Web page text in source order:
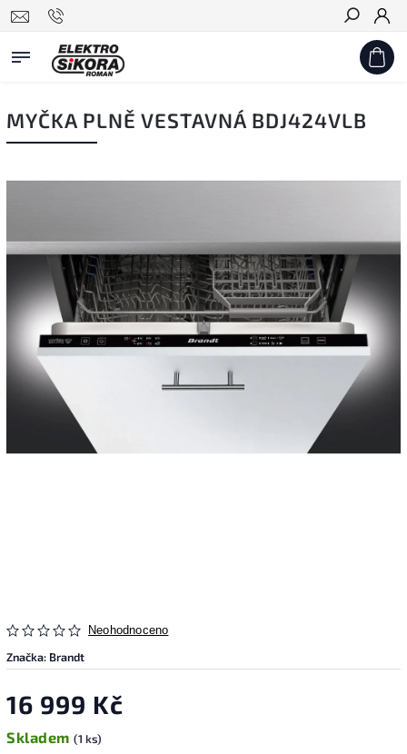
Hledat
MYČKA PLNĚ VESTAVNÁ BDJ424VLB
Neohodnoceno
Značka: Brandt
16 999 Kč
Skladem (1 ks)